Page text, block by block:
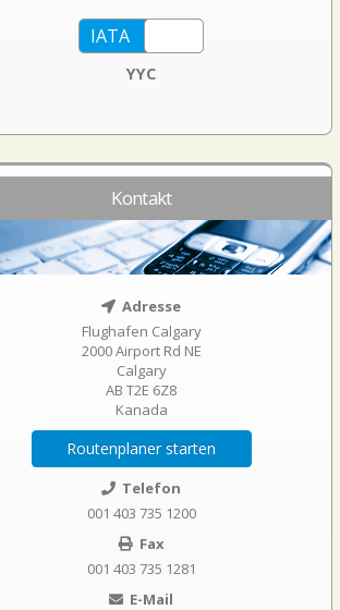
YYC
Kontakt
Adresse
Flughafen Calgary
2000 Airport Rd NE
Calgary
AB T2E 6Z8
Kanada
Routenplaner starten
Telefon
001 403 735 1200
Fax
001 403 735 1281
E-Mail